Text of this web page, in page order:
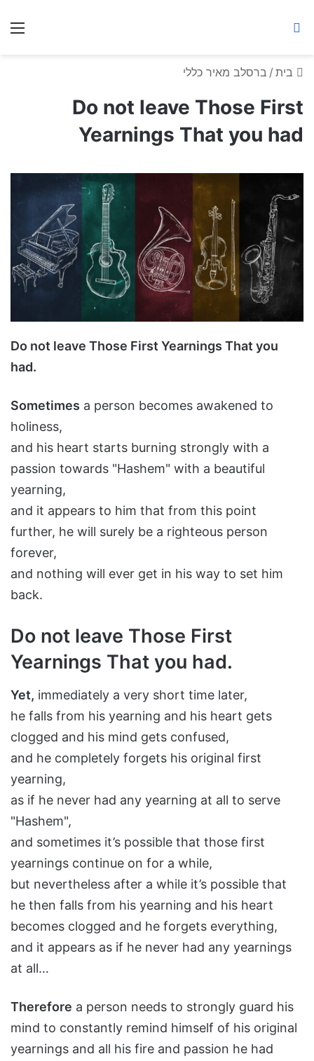
בית / ברסלב מאיר כללי
Do not leave Those First
Yearnings That you had
Do not leave Those First Yearnings That you
had.
Sometimes a person becomes awakened to
holiness,
and his heart starts burning strongly with a
passion towards "Hashem" with a beautiful
yearning,
and it appears to him that from this point
further, he will surely be a righteous person
forever,
and nothing will ever get in his way to set him
back.
Do not leave Those First
Yearnings That you had.
Yet, immediately a very short time later,
he falls from his yearning and his heart gets
clogged and his mind gets confused,
and he completely forgets his original first
yearning,
as if he never had any yearning at all to serve
"Hashem",
and sometimes it’s possible that those first
yearnings continue on for a while,
but nevertheless after a while it’s possible that
he then falls from his yearning and his heart
becomes clogged and he forgets everything,
and it appears as if he never had any yearnings
at all…
Therefore a person needs to strongly guard his
mind to constantly remind himself of his original
yearnings and all his fire and passion he had